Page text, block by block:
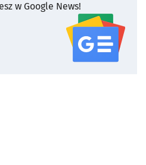
w Google News!
serwisu